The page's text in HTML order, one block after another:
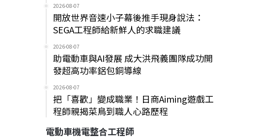
2026-08-07
開放世界音速小子幕後推手現身說法：
SEGA工程師給新鮮人的求職建議
2026-08-07
助電動車與AI發展 成大洪飛義團隊成功開
發超高功率鋁包銅導線
2026-08-07
把「喜歡」變成職業！日商Aiming遊戲工
程師親揭菜鳥到職人心路歷程
電動車機電整合工程師